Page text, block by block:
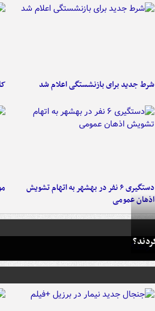
شرط جدید برای بازنشستگی اعلام شد
دستگیری ۶ نفر در بهشهر به اتهام تشویش
اذهان عمومی